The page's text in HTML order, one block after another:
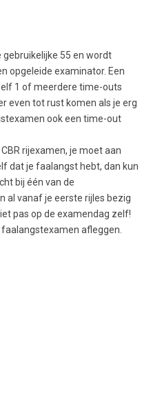
55 en wordt
opgeleide examinator. Een
1 of meerdere time-outs
even tot rust komen als je erg
ook een time-out
rijexamen, je moet aan
dat je faalangst hebt, dan kun
bij één van de
al vanaf je eerste rijles bezig
pas op de examendag zelf!
afleggen.